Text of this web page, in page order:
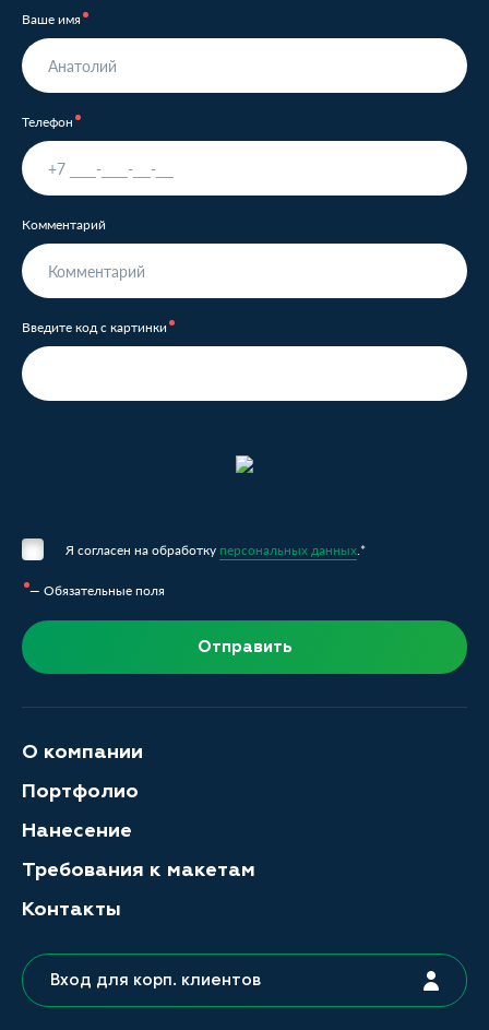
Ваше имя
Телефон
Комментарий
Введите код с картинки
Я согласен на обработку персональных данных.*
— Обязательные поля
Отправить
О компании
Портфолио
Нанесение
Требования к макетам
Контакты
Вход для корп. клиентов